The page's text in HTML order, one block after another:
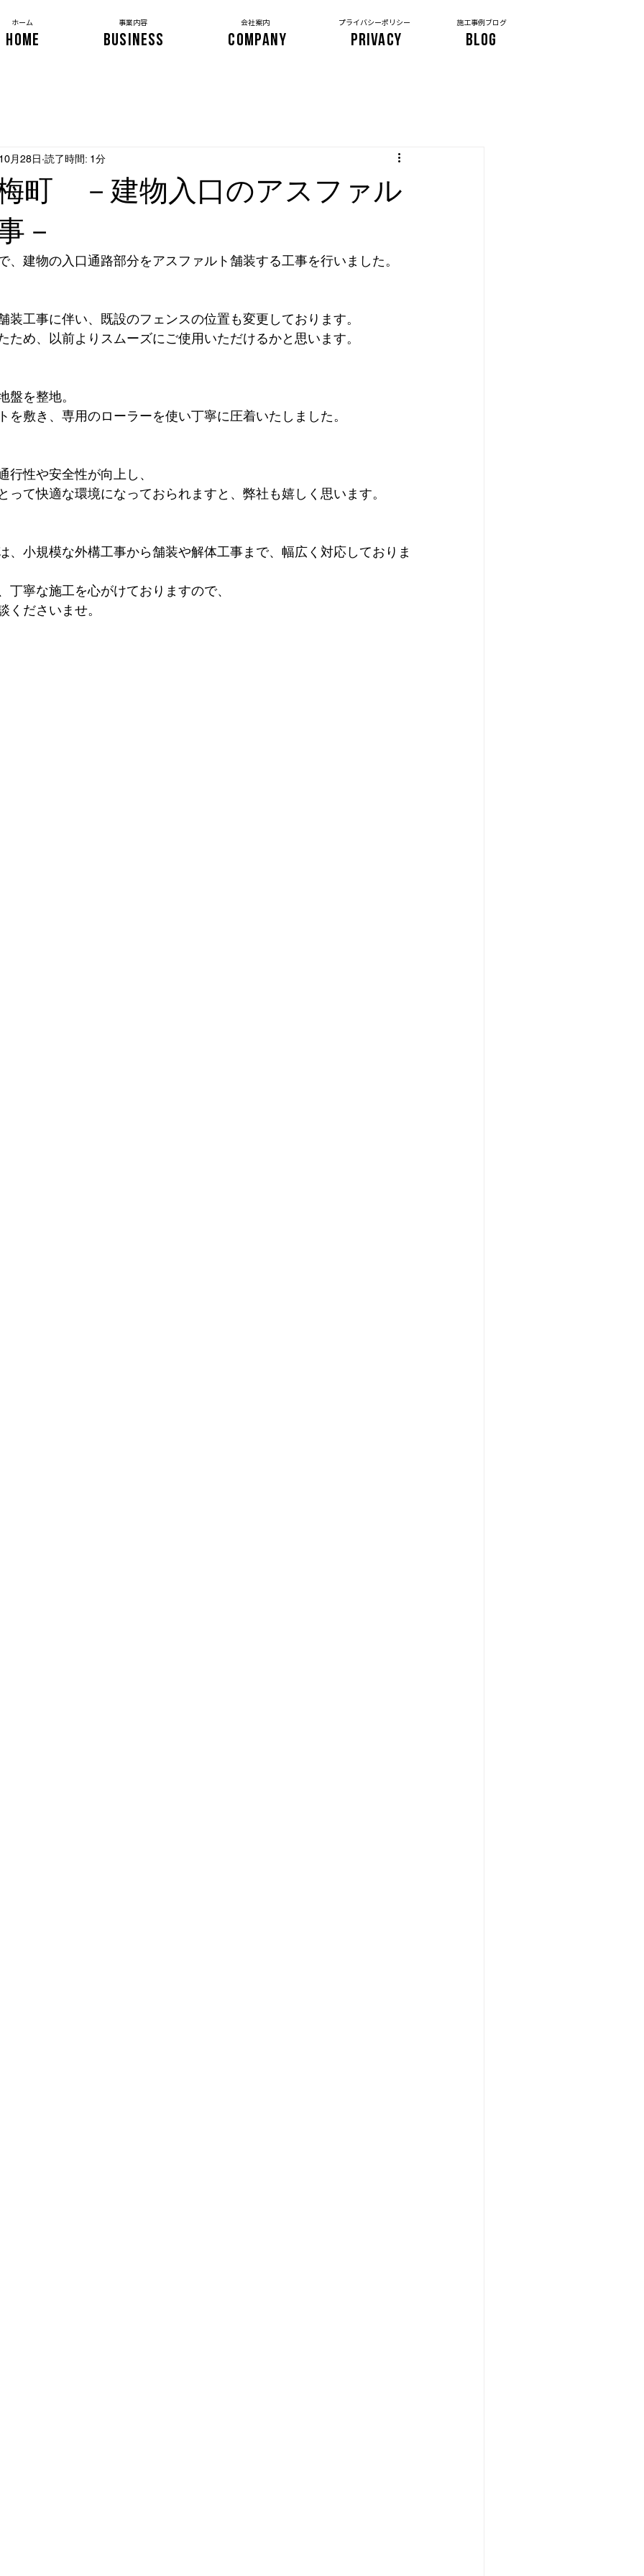
HOME BUSINESS COMPANY PRIVACY BLOG
​ホーム 事業内容 会社案内 プライバシーポリシー 施工事例ブログ
町 －建物入口のアスファル
－
月28日 読了時間: 1分
、建物の入口通路部分をアスファルト舗装する工事を行いました。
装工事に伴い、既設のフェンスの位置も変更しております。
ため、以前よりスムーズにご使用いただけるかと思います。
盤を整地。
を敷き、専用のローラーを使い丁寧に圧着いたしました。
行性や安全性が向上し、
って快適な環境になっておられますと、弊社も嬉しく思います。
、小規模な外構工事から舗装や解体工事まで、幅広く対応しておりま
丁寧な施工を心がけておりますので、
くださいませ。